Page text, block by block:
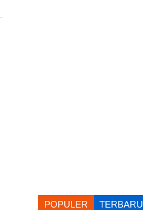
POPULER TERBARU